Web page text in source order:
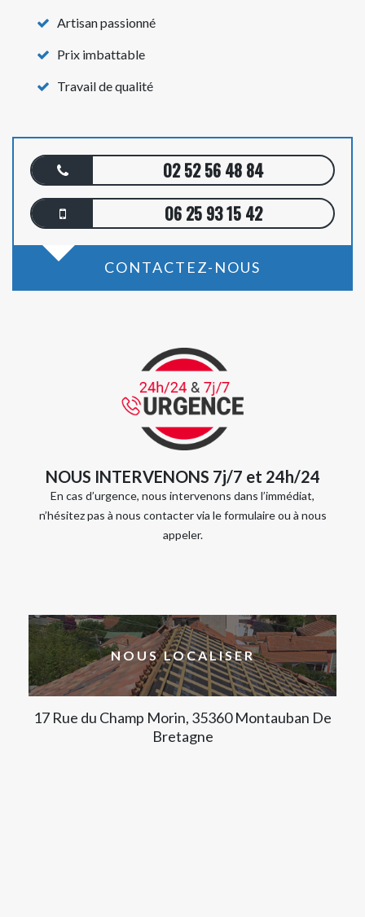
Artisan passionné
Prix imbattable
Travail de qualité
02 52 56 48 84
06 25 93 15 42
CONTACTEZ-NOUS
NOUS INTERVENONS 7j/7 et 24h/24
En cas d’urgence, nous intervenons dans l’immédiat,
n’hésitez pas à nous contacter via le formulaire ou à nous
appeler.
NOUS LOCALISER
17 Rue du Champ Morin, 35360 Montauban De
Bretagne